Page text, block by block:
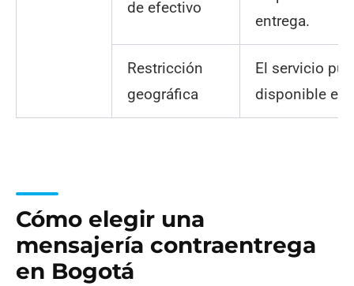
de efectivo
entrega.
Restricción
geográfica
El servicio
disponible en
Cómo elegir una
mensajería contraentrega
en Bogotá